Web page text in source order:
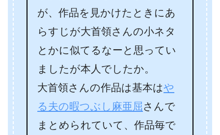
が、作品を見かけたときにあ
らすじが大首領さんの小ネタ
とかに似てるなーと思ってい
ましたが本人でしたか。
大首領さんの作品は基本はや
る夫の暇つぶし麻亜屈さんで
まとめられていて、作品毎で